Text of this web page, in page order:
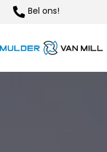
Bel ons!